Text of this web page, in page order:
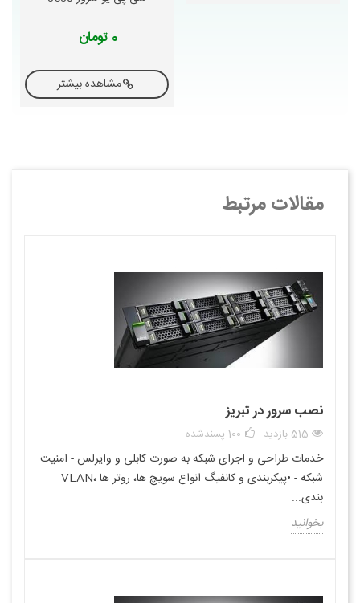
0 تومان
مشاهده بیشتر
مقالات مرتبط
نصب سرور در تبریز
515 بازدید 100 پسندشده
خدمات طراحی و اجرای شبکه به صورت کابلی و وایرلس - امنیت
شبکه - •پیکربندی و کانفیگ انواع سویچ ها، روتر ها ،VLAN
بندی...
بخوانید